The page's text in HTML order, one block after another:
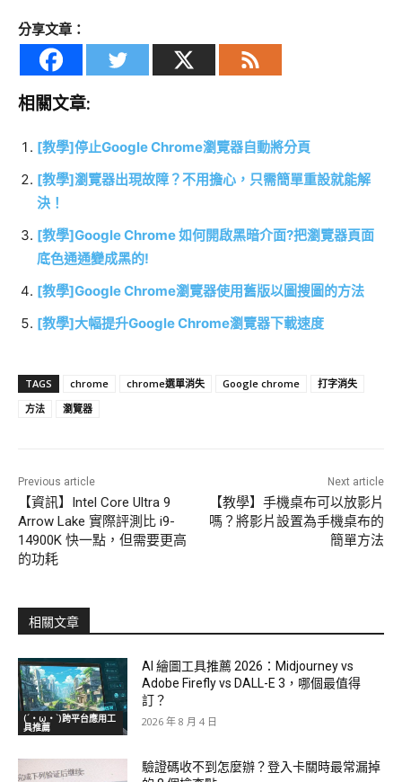
分享文章：
相關文章:
[教學]停止Google Chrome瀏覽器自動將分頁
[教學]瀏覽器出現故障？不用擔心，只需簡單重設就能解
決！
[教學]Google Chrome 如何開啟黑暗介面?把瀏覽器頁面
底色通通變成黑的!
[教學]Google Chrome瀏覽器使用舊版以圖搜圖的方法
[教學]大幅提升Google Chrome瀏覽器下載速度
TAGS chrome chrome選單消失 Google chrome
打字消失
方法
瀏覽器
Previous article
【資訊】Intel Core Ultra 9
Arrow Lake 實際評測比 i9-
14900K 快一點，但需要更高
的功耗
Next article
【教學】手機桌布可以放影片
嗎？將影片設置為手機桌布的
簡單方法
相關文章
(´・ω・`)跨平台應用工
具推薦
AI 繪圖工具推薦 2026：Midjourney vs
Adobe Firefly vs DALL-E 3，哪個最值得
訂？
2026 年 8 月 4 日
驗證碼收不到怎麼辦？登入卡關時最常漏掉